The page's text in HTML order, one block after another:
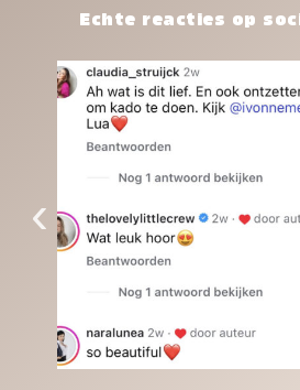
het waard.Echte reacties op
‹